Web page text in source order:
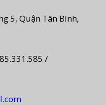
5, Quận Tân Bình,
/